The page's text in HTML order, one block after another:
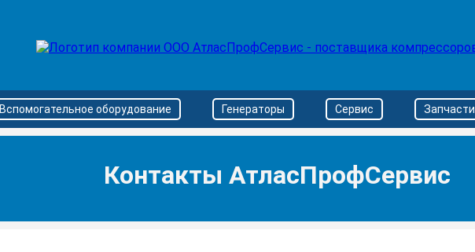
Вспомогательное оборудование Генераторы Сервис Запчасти
Контакты АтласПрофСервис